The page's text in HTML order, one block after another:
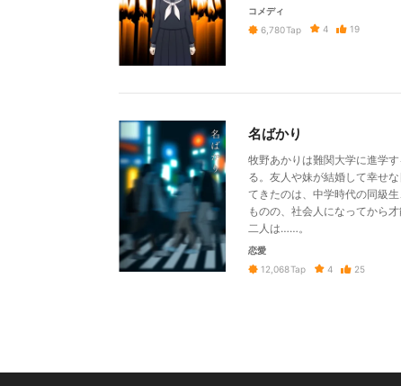
コメディ
6,780Tap 4 19
名ばかり
牧野あかりは難関大学に進学
る。友人や妹が結婚して幸せ
てきたのは、中学時代の同級
ものの、社会人になってから
二人は……。
恋愛
12,068Tap 4 25